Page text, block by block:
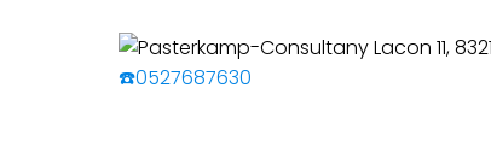
☎️0527687630